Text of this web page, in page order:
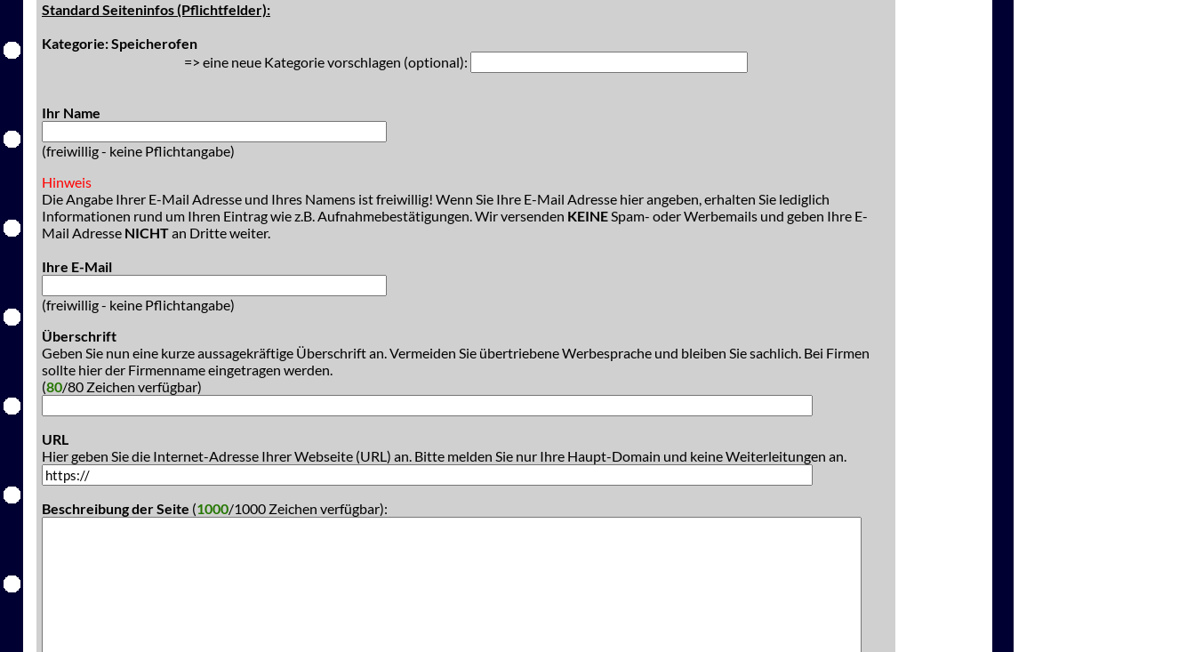
Standard Seiteninfos (Pflichtfelder):
Kategorie: Speicherofen
=> eine neue Kategorie vorschlagen (optional):
Ihr Name
(freiwillig - keine Pflichtangabe)
Hinweis
Die Angabe Ihrer E-Mail Adresse und Ihres Namens ist freiwillig! Wenn Sie Ihre E-Mail Adresse hier angeben, erhalten Sie lediglich
Informationen rund um Ihren Eintrag wie z.B. Aufnahmebestätigungen. Wir versenden KEINESpam- oder Werbemails und geben Ihre E-
Mail Adresse NICHTan Dritte weiter.
Ihre E-Mail
(freiwillig - keine Pflichtangabe)
Überschrift
Geben Sie nun eine kurze aussagekräftige Überschrift an. Vermeiden Sie übertriebene Werbesprache und bleiben Sie sachlich. Bei Firmen
sollte hier der Firmenname eingetragen werden.
(80/80 Zeichen verfügbar)
URL
Hier geben Sie die Internet-Adresse Ihrer Webseite (URL) an. Bitte melden Sie nur Ihre Haupt-Domain und keine Weiterleitungen an.
Beschreibung der Seite (1000/1000 Zeichen verfügbar):